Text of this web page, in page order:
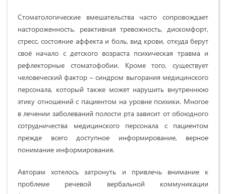
Стоматологические вмешательства часто сопровождает
настороженность, реактивная тревожность, дискомфорт,
стресс, состояние аффекта и боль, вид крови, откуда берут
своё начало с детского возраста психическая травма и
рефлекторные стоматофобии. Кроме того, существует
человеческий фактор – синдром выгорания медицинского
персонала, который также может нарушить внутреннюю
этику отношений с пациентом на уровне психики. Многое
в лечении заболеваний полости рта зависит от обоюдного
сотрудничества медицинского персонала с пациентом
прежде всего доступное информирование, верное
понимание информирования.
Авторам хотелось затронуть и привлечь внимание к
проблеме речевой вербальной коммуникации